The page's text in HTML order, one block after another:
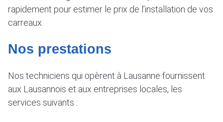
rapidement pour estimer le prix de l’installation de vos
carreaux.
Nos prestations
Nos techniciens qui opèrent à Lausanne fournissent
aux Lausannois et aux entreprises locales, les
services suivants :